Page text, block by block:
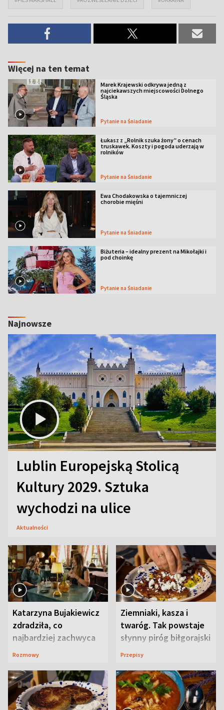
Więcej na ten temat
Marek Krajewski odkrywa jedną z
najciekawszych miejscowości Dolnego
Śląska
Pytanie na Śniadanie
Łukasz z „Rolnik szuka żony” o cenach
truskawek. Koszty i pogoda uderzają w
rolników
Pytanie na Śniadanie
Ewa Chodakowska o tajemniczej
chorobie mięśni
Pytanie na Śniadanie
Biżuteria – idealny prezent na Mikołajki i
pod choinkę
Pytanie na Śniadanie
Najnowsze
Lublin Europejską Stolicą
Kultury 2029. Sztuka
wychodzi na ulice
Aktualności
Katarzyna Bujakiewicz
zdradziła, co
najbardziej zachwyca
ją w Lublinie
Rozmowy
Ziemniaki, kasza i
twaróg. Tak powstaje
słynny piróg biłgorajski
Przepisy